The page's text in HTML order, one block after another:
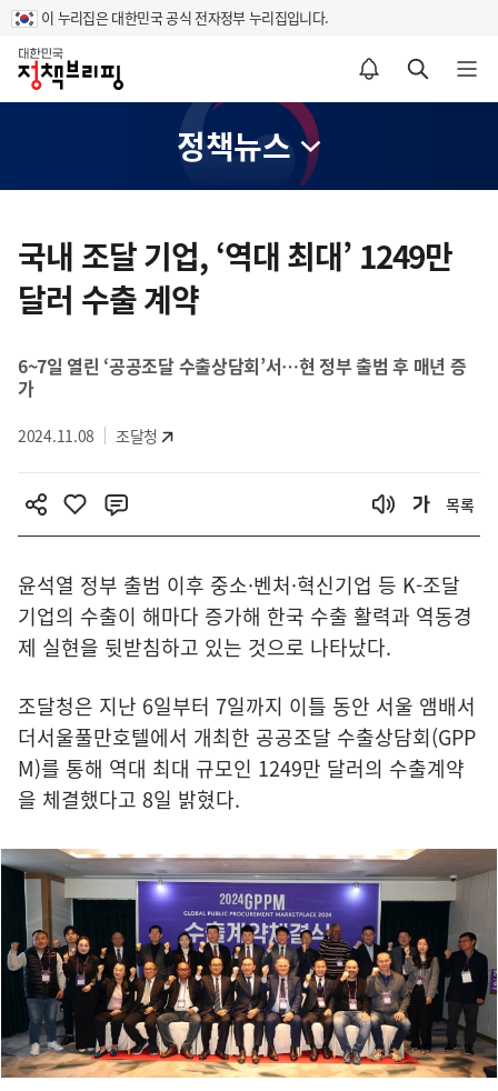
이 누리집은 대한민국 공식 전자정부 누리집입니다.
홈
알림설정 바로가기 검색 바로가기 메뉴 열기
정책뉴스
텐
츠
영
국내 조달 기업, ‘역대 최대’ 1249만
달러 수출 계약
6~7일 열린 ‘공공조달 수출상담회’서…현 정부 출범 후 매년 증
가
2024.11.08 조달청
목록
윤석열 정부 출범 이후 중소·벤처·혁신기업 등 K-조달
기업의 수출이 해마다 증가해 한국 수출 활력과 역동경
제 실현을 뒷받침하고 있는 것으로 나타났다.
조달청은 지난 6일부터 7일까지 이틀 동안 서울 앰배서
더서울풀만호텔에서 개최한 공공조달 수출상담회(GPP
M)를 통해 역대 최대 규모인 1249만 달러의 수출계약
을 체결했다고 8일 밝혔다.